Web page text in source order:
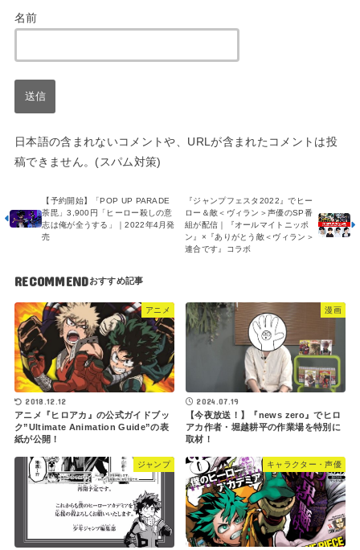
名前
日本語の含まれないコメントや、URLが含まれたコメントは投
稿できません。(スパム対策)
『ジャンプフェスタ2022』でヒー
ロー＆敵＜ヴィラン＞声優のSP番
組が配信｜『オールマイトニッポ
ン』×『ありがとう敵＜ヴィラン＞
連合です』コラボ
【予約開始】「POP UP PARADE
荼毘」3,900円「ヒーロー殺しの意
志は俺が全うする」｜2022年4月発
売
RECOMMEND
アニメ
2018.12.12
アニメ『ヒロアカ』の公式ガイドブッ
ク”Ultimate Animation Guide”の表
紙が公開！
漫画
2024.07.19
【今夜放送！】『news zero』でヒロ
アカ作者・堀越耕平の作業場を特別に
取材！
ジャンプ キャラクター・声優